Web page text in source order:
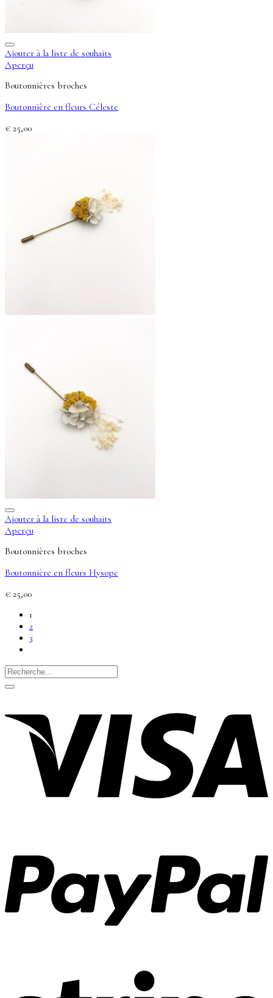
Ajouter à la liste de souhaits
Aperçu
Boutonnières broches
Boutonnière en fleurs Céleste
€ 25,00
Ajouter à la liste de souhaits
Aperçu
Boutonnières broches
Boutonnière en fleurs Hysope
€ 25,00
1
2
3